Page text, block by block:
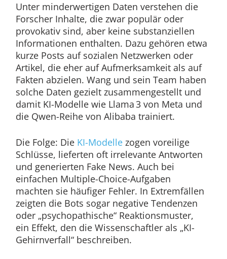
Unter minderwertigen Daten verstehen die
Forscher Inhalte, die zwar populär oder
provokativ sind, aber keine substanziellen
Informationen enthalten. Dazu gehören etwa
kurze Posts auf sozialen Netzwerken oder
Artikel, die eher auf Aufmerksamkeit als auf
Fakten abzielen. Wang und sein Team haben
solche Daten gezielt zusammengestellt und
damit KI-Modelle wie Llama 3 von Meta und
die Qwen-Reihe von Alibaba trainiert.
Die Folge: Die KI-Modellezogen voreilige
Schlüsse, lieferten oft irrelevante Antworten
und generierten Fake News. Auch bei
einfachen Multiple-Choice-Aufgaben
machten sie häufiger Fehler. In Extremfällen
zeigten die Bots sogar negative Tendenzen
oder „psychopathische“ Reaktionsmuster,
ein Effekt, den die Wissenschaftler als „KI-
Gehirnverfall“ beschreiben.